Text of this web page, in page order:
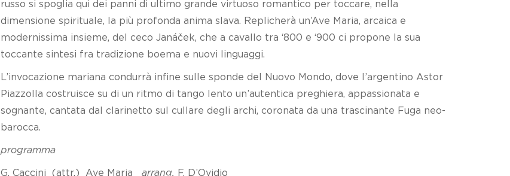
russo si spoglia qui dei panni di ultimo grande virtuoso romantico per toccare, nella
dimensione spirituale, la più profonda anima slava. Replicherà un’Ave Maria, arcaica e
modernissima insieme, del ceco Janáček, che a cavallo tra ‘800 e ‘900 ci propone la sua
toccante sintesi fra tradizione boema e nuovi linguaggi.
L’invocazione mariana condurrà infine sulle sponde del Nuovo Mondo, dove l’argentino Astor
Piazzolla costruisce su di un ritmo di tango lento un’autentica preghiera, appassionata e
sognante, cantata dal clarinetto sul cullare degli archi, coronata da una trascinante Fuga neo-
barocca.
programma
G. Caccini (attr.) Ave Maria arrang.
F. D’Ovidio